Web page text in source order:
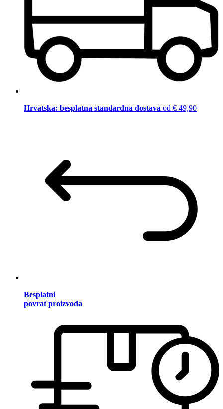
Hrvatska: besplatna standardna dostava od € 49,90
Besplatni
povrat proizvoda